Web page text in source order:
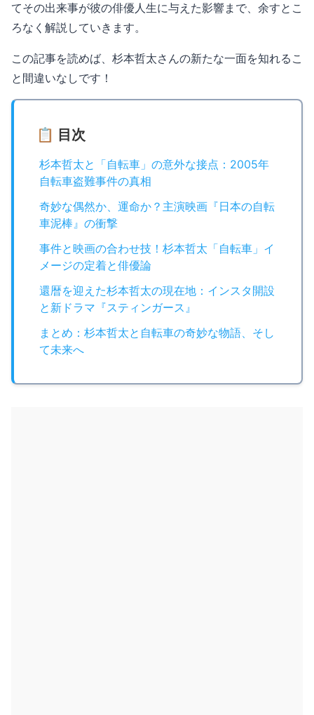
てその出来事が彼の俳優人生に与えた影響まで、余すとこ
ろなく解説していきます。
この記事を読めば、杉本哲太さんの新たな一面を知れるこ
と間違いなしです！
📋 目次
杉本哲太と「自転車」の意外な接点：2005年
自転車盗難事件の真相
奇妙な偶然か、運命か？主演映画『日本の自転
車泥棒』の衝撃
事件と映画の合わせ技！杉本哲太「自転車」イ
メージの定着と俳優論
還暦を迎えた杉本哲太の現在地：インスタ開設
と新ドラマ『スティンガース』
まとめ：杉本哲太と自転車の奇妙な物語、そし
て未来へ